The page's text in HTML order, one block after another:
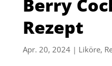
Berry
Rezept
Apr. 20, 2024| Liköre,